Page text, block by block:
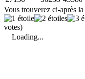
Vous trouverez ci-après la
votes)
Loading...